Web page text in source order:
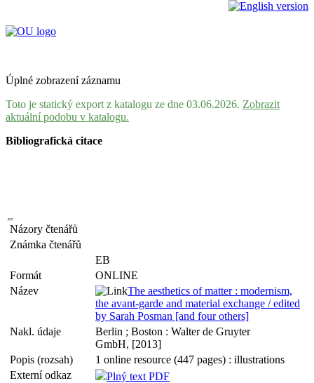
Úplné zobrazení záznamu
Toto je statický export z katalogu ze dne 03.06.2026. Zobrazit
aktuální podobu v katalogu.
Bibliografická citace
Názory čtenářů
Známka čtenářů
EB
Formát
ONLINE
Název
The aesthetics of matter : modernism,
the avant-garde and material exchange / edited
by Sarah Posman [and four others]
Nakl. údaje
Berlin ; Boston : Walter de Gruyter
GmbH, [2013]
Popis (rozsah)
1 online resource (447 pages) : illustrations
Externí odkaz
Plný text PDF